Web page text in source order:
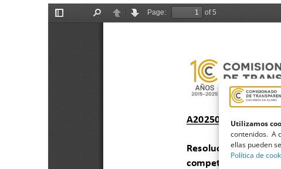
Utilizamos
contenidos. A
ellas pueden
Política de